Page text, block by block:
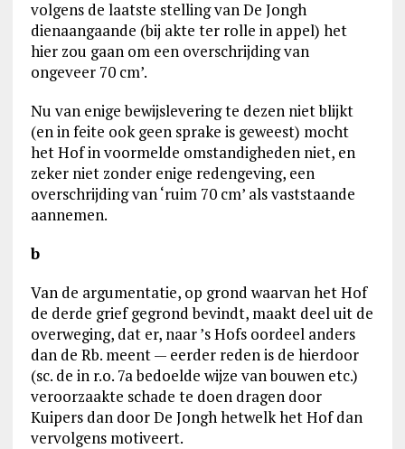
volgens de laatste stelling van De Jongh
dienaangaande (bij akte ter rolle in appel) het
hier zou gaan om een overschrijding van
ongeveer 70 cm’.
Nu van enige bewijslevering te dezen niet blijkt
(en in feite ook geen sprake is geweest) mocht
het Hof in voormelde omstandigheden niet, en
zeker niet zonder enige redengeving, een
overschrijding van ‘ruim 70 cm’ als vaststaande
aannemen.
b
Van de argumentatie, op grond waarvan het Hof
de derde grief gegrond bevindt, maakt deel uit de
overweging, dat er, naar ’s Hofs oordeel anders
dan de Rb. meent — eerder reden is de hierdoor
(sc. de in r.o. 7a bedoelde wijze van bouwen etc.)
veroorzaakte schade te doen dragen door
Kuipers dan door De Jongh hetwelk het Hof dan
vervolgens motiveert.